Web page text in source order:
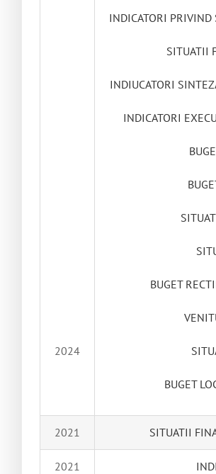
2024
INDICATORI
SITUATII
INDIUCATORI
INDICATORI
BUGET
BUGET
2021 SITUATII
2021